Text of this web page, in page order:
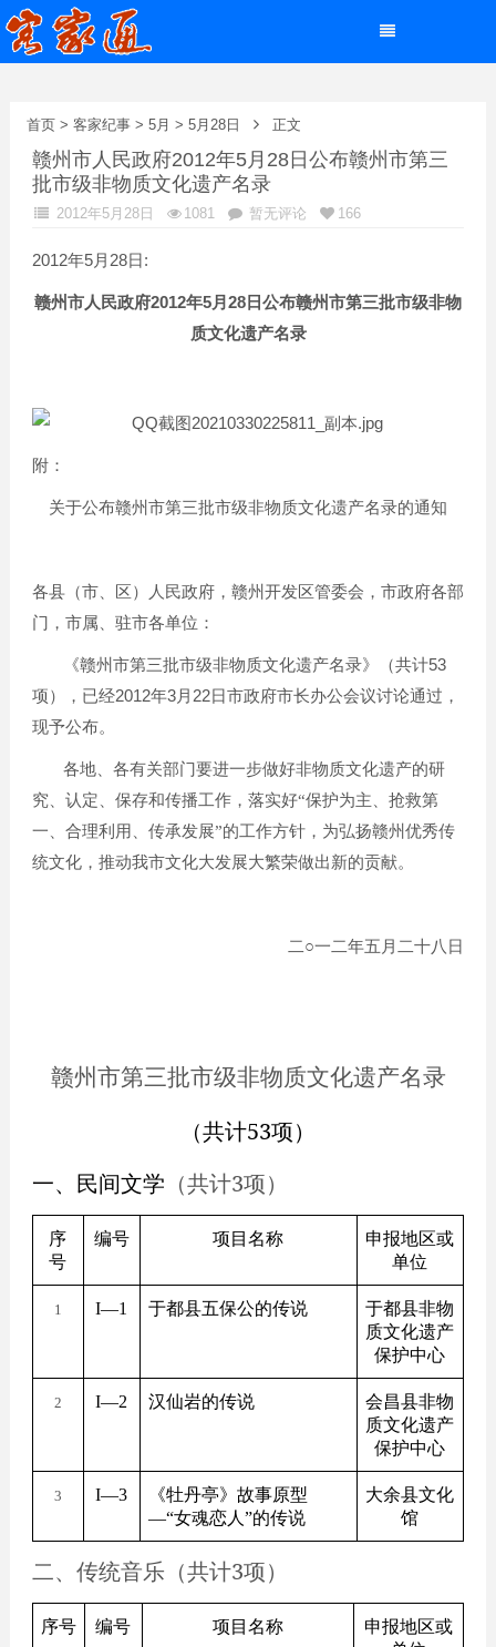
首页> 客家纪事> 5月 > 5月28日 正文
赣州市人民政府2012年5月28日公布赣州市第三
批市级非物质文化遗产名录
2012年5月28日 1081 暂无评论 166
2012年5月28日:
赣州市人民政府2012年5月 28 日公布赣州市第三批市级非物
质文化遗产名录
附：
关于公布赣州市第三批市级非物质文化遗产名录的通知
各县（市、区）人民政府，赣州开发区管委会，市政府各部
门，市属、驻市各单位：
《赣州市第三批市级非物质文化遗产名录》（共计53
项），已经2012年3月 22日市政府市长办公会议讨论通过，
现予公布。
各地、各有关部门要进一步做好非物质文化遗产的研
究、认定、保存和传播工作，落实好“保护为主、抢救第
一、合理利用、传承发展”的工作方针，为弘扬赣州优秀传
统文化，推动我市文化大发展大繁荣做出新的贡献。
二○一二年五月二十八日
赣州市第三批市级非物质文化遗产名录
（共计53项）
一、民间文学 （共计3项）
序
号
编号 项目名称
申报地区或
单位
1 I—1 于都县五保公的传说
于都县非物
质文化遗产
保护中心
2 I—2 汉仙岩的传说
会昌县非物
质文化遗产
保护中心
3 I—3
《牡丹亭》故事原型
—“女魂恋人”的传说
大余县文化
馆
二、传统音乐（共计3项）
序号 编号 项目名称
申报地区或